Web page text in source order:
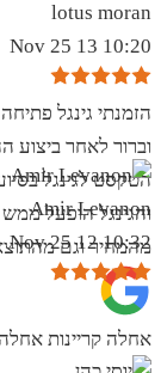
lotus moran
10:20 13 Nov 25
הזמנתי גינגל
וברור לאחר ביצוע
הטקסט לגינגל
והגינגל הופעל
מהמחיר וגם
Amir Levanon
10:32 12 Nov 25
אחלה קריינות